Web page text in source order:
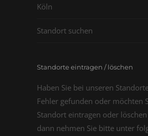
Köln
Standort suchen
Standorte eintragen / löschen
Haben Sie bei unseren
Fehler gefunden oder möchten
Standort eintragen oder löschen
dann nehmen Sie bitte unter